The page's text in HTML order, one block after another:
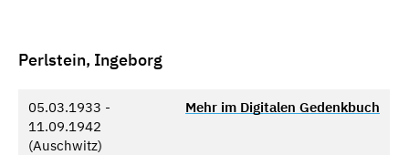
Perlstein, Ingeborg
05.03.1933 -
11.09.1942
(Auschwitz)
Mehr im Digitalen Gedenkbuch